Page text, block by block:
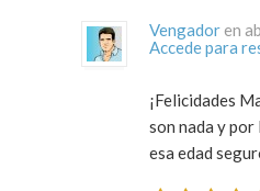
Vengador
Accede para
¡Felicidades
son nada y por
esa edad